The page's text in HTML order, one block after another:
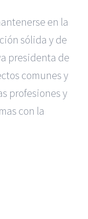
en la
sólida y de
presidenta de
comunes y
profesiones y
con la
|Reclamación
Madrid